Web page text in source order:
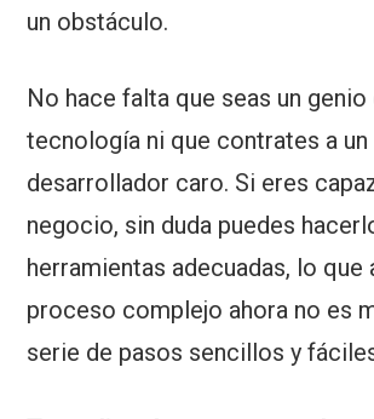
un obstáculo.
No hace falta que seas un genio
tecnología ni que contrates a un
desarrollador caro. Si eres
negocio, sin duda puedes
herramientas adecuadas, lo que
proceso complejo ahora no es
serie de pasos sencillos y